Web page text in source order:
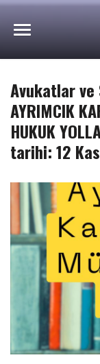
Avukatlar
AYRIMCIK
HUKUK
tarihi: 12